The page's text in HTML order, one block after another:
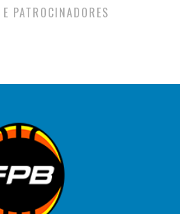
PATROCINADORES